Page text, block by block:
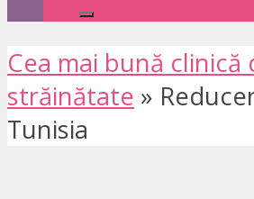
Cea mai bună clinică
străinătate »
Tunisia